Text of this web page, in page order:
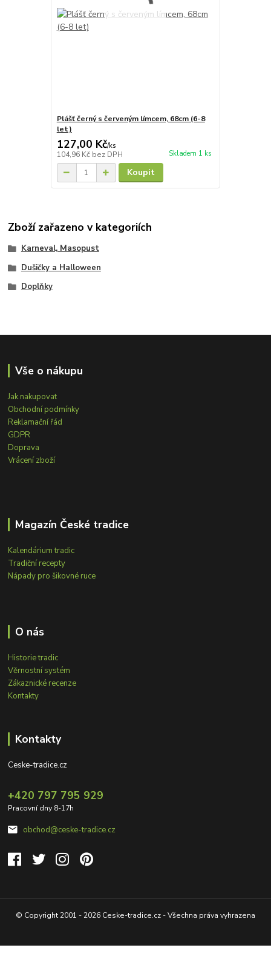
Plášť černý s červeným límcem, 68cm (6-8
let)
127,00 Kč/ks
104,96 Kč bez DPH Skladem 1 ks
Koupit
Zboží zařazeno v kategoriích
Karneval, Masopust
Dušičky a Halloween
Doplňky
Vše o nákupu
Jak nakupovat
Obchodní podmínky
Reklamační řád
GDPR
Doprava
Vrácení zboží
Magazín České tradice
Kalendárium tradic
Tradiční recepty
Nápady pro šikovné ruce
O nás
Historie tradic
Věrnostní systém
Zákaznické recenze
Kontakty
Kontakty
Ceske-tradice.cz
+420 797 795 929
Pracovní dny 8-17h
obchod@ceske-tradice.cz
© Copyright 2001 - 2026 Ceske-tradice.cz - Všechna práva vyhrazena